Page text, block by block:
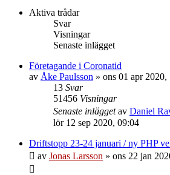
Aktiva trådar
Svar
Visningar
Senaste inlägget
Företagande i Coronatid
av Åke Paulsson » ons 01 apr 2020,
13 Svar
51456 Visningar
Senaste inläggetav Daniel
lör 12 sep 2020, 09:04
Driftstopp 23-24 januari / ny PHP
av Jonas Larsson » ons 22 jan